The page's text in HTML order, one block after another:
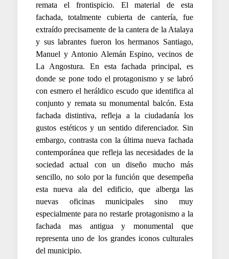
remata el frontispicio. El material de esta
fachada, totalmente cubierta de cantería, fue
extraído precisamente de la cantera de la Atalaya
y sus labrantes fueron los hermanos Santiago,
Manuel y Antonio Alemán Espino, vecinos de
La Angostura. En esta fachada principal, es
donde se pone todo el protagonismo y se labró
con esmero el heráldico escudo que identifica al
conjunto y remata su monumental balcón. Esta
fachada distintiva, refleja a la ciudadanía los
gustos estéticos y un sentido diferenciador. Sin
embargo, contrasta con la última nueva fachada
contemporánea que refleja las necesidades de la
sociedad actual con un diseño mucho más
sencillo, no solo por la función que desempeña
esta nueva ala del edificio, que alberga las
nuevas oficinas municipales sino muy
especialmente para no restarle protagonismo a la
fachada mas antigua y monumental que
representa uno de los grandes iconos culturales
del municipio.